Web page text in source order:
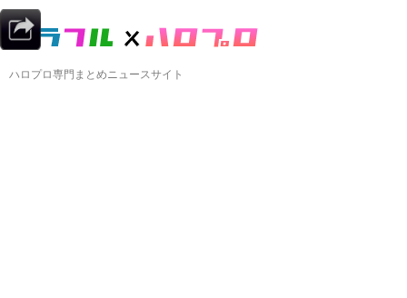
ハロプロ専門まとめニュースサイト